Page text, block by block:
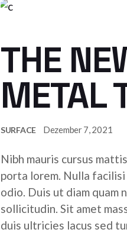
THE
METAL
SURFACE Dezember 7, 2021
Nibh mauris cursus
porta lorem. Nulla facilisi
odio. Duis ut diam quam
sollicitudin. Sit amet
duis ultricies lacus sed